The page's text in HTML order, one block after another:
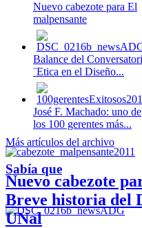
Nuevo cabezote para El
malpensante
Balance del
¨Etica en el Diseño...
José F. Machado: uno de
los 100 gerentes más...
Nuevo cabezote
Más artículos del archivo
Sabía que
Breve historia del
UNal